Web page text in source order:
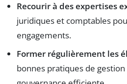
Recourir à des expertises
juridiques et comptables
engagements.
Former régulièrement les
bonnes pratiques de